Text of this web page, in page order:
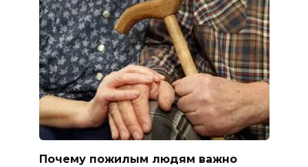
Почему пожилым людям важно